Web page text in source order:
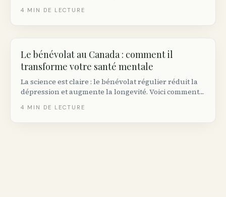
4 MIN DE LECTURE
Le bénévolat au Canada : comment il
transforme votre santé mentale
La science est claire : le bénévolat régulier réduit la
dépression et augmente la longevité. Voici comment
4 MIN DE LECTURE